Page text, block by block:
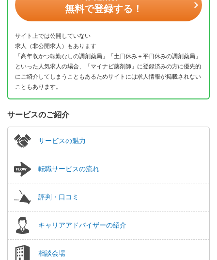
無料で登録する！
サイト上では公開していない
求人（非公開求人）もあります
「高年収かつ転勤なしの調剤薬局」「土日休み＋平日休みの調剤薬局」
といった人気求人の場合、「マイナビ薬剤師」に登録済みの方に優先的
にご紹介してしまうこともあるためサイトには求人情報が掲載されない
こともあります。
サービスのご紹介
サービスの魅力
転職サービスの流れ
評判・口コミ
キャリアアドバイザーの紹介
相談会場